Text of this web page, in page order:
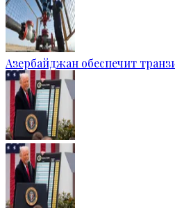
Азербайджан обеспечит